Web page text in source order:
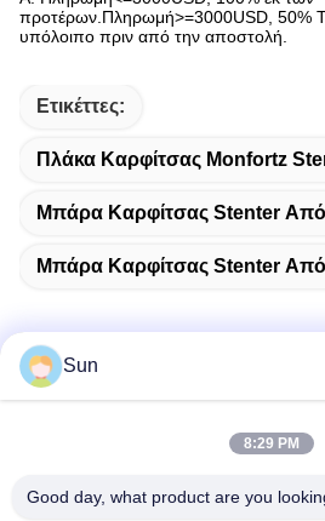
προτέρων.Πληρωμή>=3000USD, 50%
υπόλοιπο πριν από την αποστολή.
Ετικέττες:
Πλάκα Καρφίτσας Monfortz
Μπάρα Καρφίτσας Stenter Από
Μπάρα Καρφίτσας Stenter
NO.55 XINSHENG ROAD,
Sun
8:29 PM
Good day, what product are you